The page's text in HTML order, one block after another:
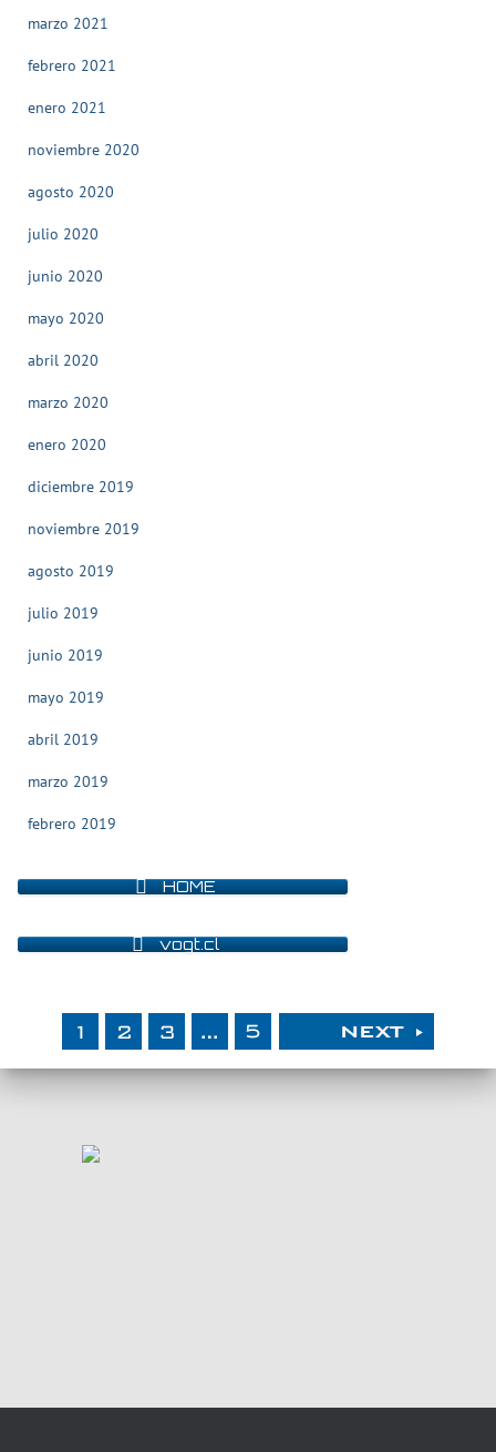
marzo 2021
febrero 2021
enero 2021
noviembre 2020
agosto 2020
julio 2020
junio 2020
mayo 2020
abril 2020
marzo 2020
enero 2020
diciembre 2019
noviembre 2019
agosto 2019
julio 2019
junio 2019
mayo 2019
abril 2019
marzo 2019
febrero 2019
HOME
vogt.cl